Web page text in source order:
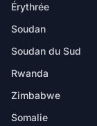
Érythrée
Soudan
Soudan du Sud
Rwanda
Zimbabwe
Somalie